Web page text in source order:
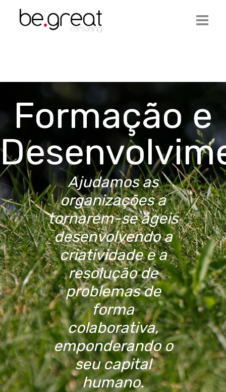
Serviços
Ofertas de Emprego
Artigos
Contactos
Login
Formação e
Ajudamos as
organizações a
tornarem-se ágeis
desenvolvendo a
criatividade e a
resolução de
problemas de
forma
colaborativa,
emponderando o
seu capital
humano.